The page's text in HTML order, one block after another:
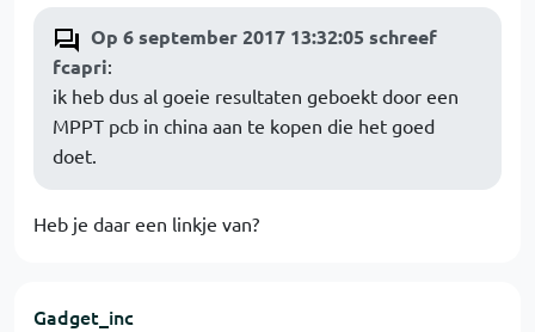
Op 6 september 2017 13:32:05 schreef
fcapri:
ik heb dus al goeie resultaten geboekt door een
MPPT pcb in china aan te kopen die het goed
doet.
Heb je daar een linkje van?
Gadget_inc